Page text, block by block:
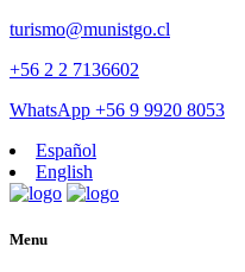
turismo@munistgo.cl
+56 2 2 7136602
WhatsApp +56 9 9920 8053
Español
English
Menu